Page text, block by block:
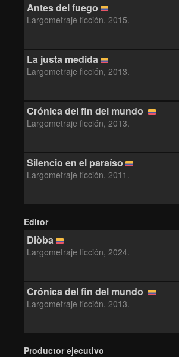
Antes del fuego
Largometraje ficción, 2015.
La justa medida
Largometraje ficción, 2013.
Crónica del fin del mundo
Largometraje ficción, 2013.
Silencio en el paraíso
Largometraje ficción, 2011.
Editor
Diòba
Largometraje ficción, 2024.
Crónica del fin del mundo
Largometraje ficción, 2013.
Productor ejecutivo